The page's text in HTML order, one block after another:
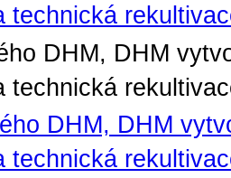
technická
DHM, DHM
technická
DHM, DHM
technická